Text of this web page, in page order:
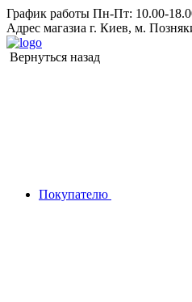
График работы Пн-Пт: 10.00-
Адрес магазиа г. Киев, м.
Вернуться назад
Покупателю